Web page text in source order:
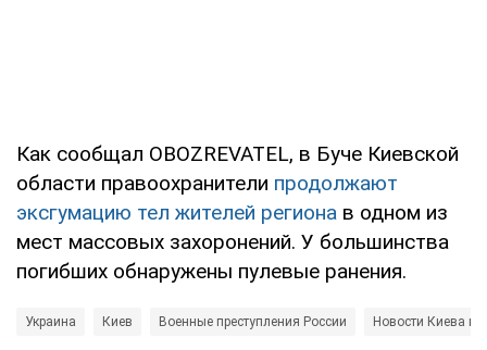
Как сообщал OBOZREVATEL, в Буче Киевской
области правоохранители продолжают
эксгумацию тел жителей региона в одном из
мест массовых захоронений. У большинства
погибших обнаружены пулевые ранения.
Украина Киев Военные преступления России Новости Киева и